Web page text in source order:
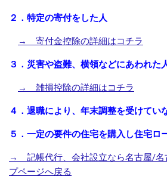
２．特定の寄付をした人
→ 寄付金控除の詳細はコチラ
３．災害や盗難、横領などにあわれた
→ 雑損控除の詳細はコチラ
４．退職により、年末調整を受けてい
５．一定の要件の住宅を購入し住宅ロ
→ 記帳代行、会社設立なら名古屋/名
プページへ戻る